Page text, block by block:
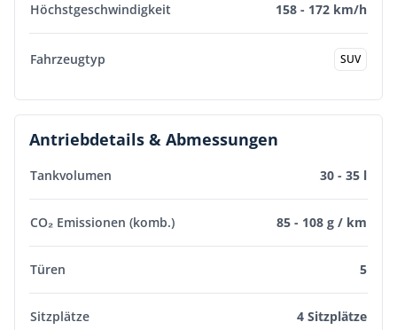
Höchstgeschwindigkeit 158 - 172 km/h
Fahrzeugtyp SUV
Antriebdetails & Abmessungen
Tankvolumen 30 - 35 l
CO₂ Emissionen (komb.) 85 - 108 g / km
Türen 5
Sitzplätze 4 Sitzplätze